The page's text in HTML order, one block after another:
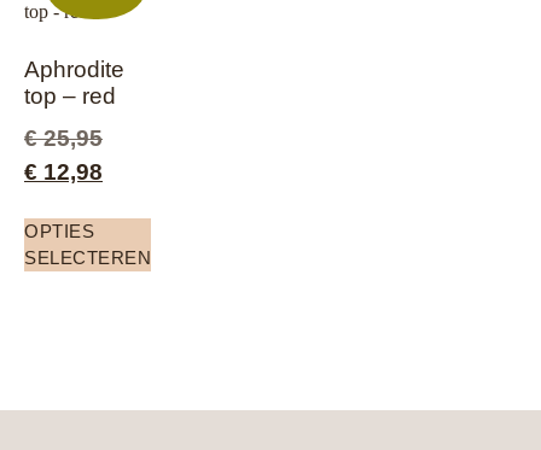
Aphrodite
top – red
€25,95
€ 12,98
OPTIES
SELECTEREN